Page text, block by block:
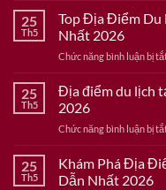
25
Th5
Top Địa Điểm Du
Nhất 2026
Chức năng bình luận bị
25
Th5
Địa điểm du lịch
2026
Chức năng bình luận bị
25
Th5
Khám Phá Địa
Dẫn Nhất 2026